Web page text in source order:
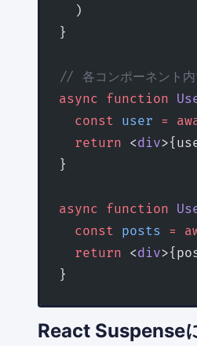
  )
}
// 各コンポーネント内
async function
  const
user =
  return
<div
}
async function
  const
posts =
  return
<div
}
React Suspense